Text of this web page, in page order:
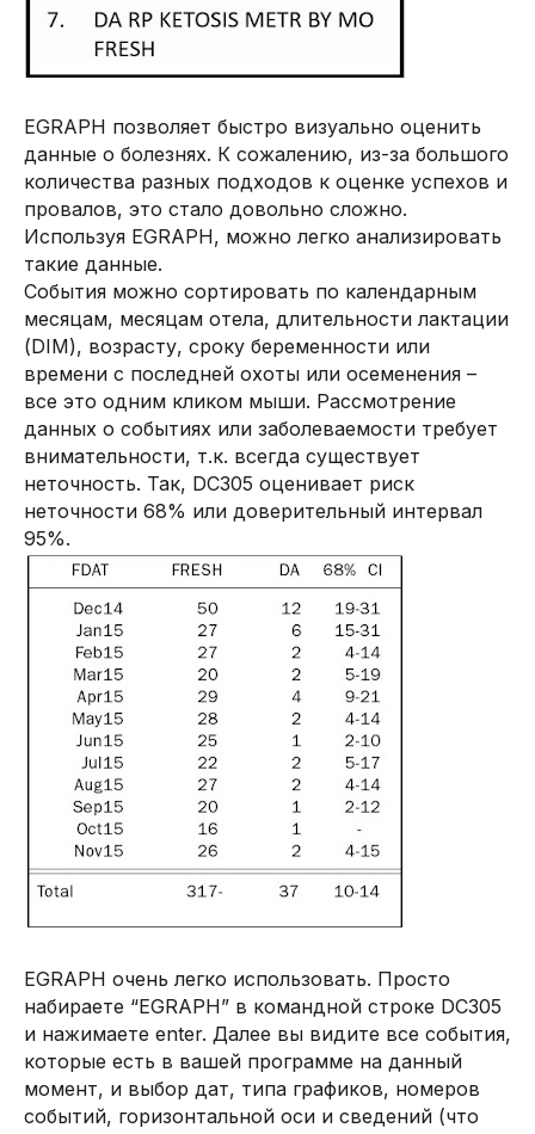
EGRAPH позволяет быстро визуально оценить
данные о болезнях. К сожалению, из-за большого
количества разных подходов к оценке успехов и
провалов, это стало довольно сложно.
Используя EGRAPH, можно легко анализировать
такие данные.
События можно сортировать по календарным
месяцам, месяцам отела, длительности лактации
(DIM), возрасту, сроку беременности или
времени с последней охоты или осеменения –
все это одним кликом мыши. Рассмотрение
данных о событиях или заболеваемости требует
внимательности, т.к. всегда существует
неточность. Так, DC305 оценивает риск
неточности 68% или доверительный интервал
95%.
EGRAPH очень легко использовать. Просто
набираете “EGRAPH” в командной строке DC305
и нажимаете enter. Далее вы видите все события,
которые есть в вашей программе на данный
момент, и выбор дат, типа графиков, номеров
событий, горизонтальной оси и сведений (что